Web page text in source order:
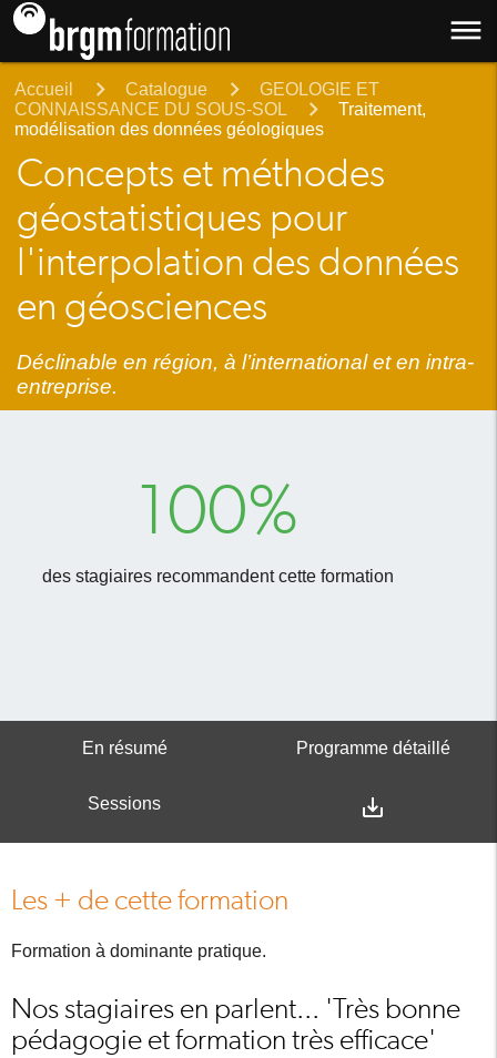
dehaze
Accueil Catalogue
GEOLOGIE ET
CONNAISSANCE DU SOUS-SOL
Traitement,
modélisation des données géologiques
Concepts et méthodes
géostatistiques pour
l'interpolation des données
en géosciences
Déclinable en région, à l’international et en intra-
entreprise.
100%
des stagiaires recommandent cette formation
En résumé Programme détaillé
Sessions save_alt
Les + de cette formation
Formation à dominante pratique.
Nos stagiaires en parlent... 'Très bonne
pédagogie et formation très efficace'